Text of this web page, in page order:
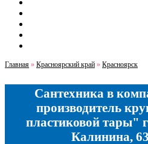
Главная » Красноярский край » Красноярск
Сантехника в
производитель
пластиковой тары"
Калинина,